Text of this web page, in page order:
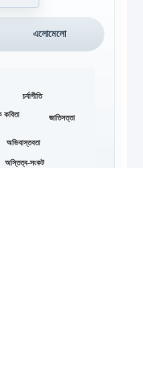
এলোমেলো
অভিবাস্তবতা
অস্তিত্ব-সংকট
কবিতা
চর্যাগীতি
জাতিসত্তা